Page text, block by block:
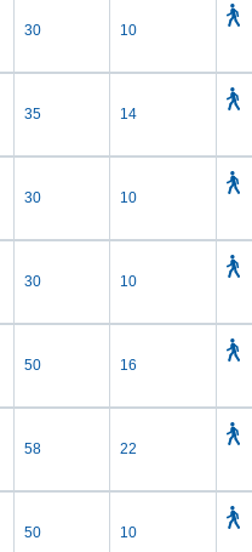
30 10
35 14
30 10
30 10
50 16
58 22
50 10